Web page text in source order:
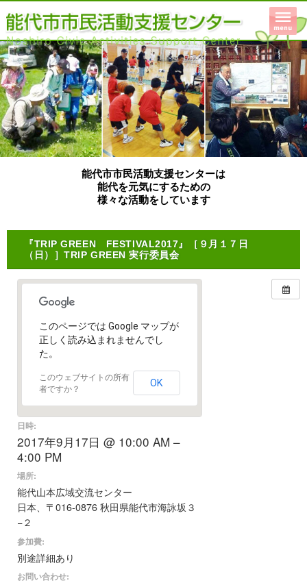
能代市市民活動支援センターは
能代を元気にするための
様々な活動をしています
『TRIP GREEN FESTIVAL2017』［９月１７日
（日）］TRIP GREEN 実行委員会
このページでは Google マップが
正しく読み込まれませんでし
た。
このウェブサイトの所有
者ですか？
OK
日時:
2017年9月17日 @ 10:00 AM –
4:00 PM
場所:
能代山本広域交流センター
日本、〒016-0876 秋田県能代市海詠坂３
−２
参加費:
別途詳細あり
お問い合わせ: